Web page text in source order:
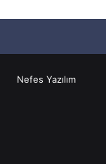
Nefes Yazılım